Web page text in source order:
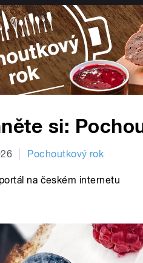
si:
Pochoutkový rok
na českém internetu